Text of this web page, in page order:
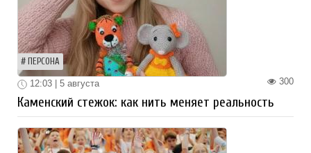
ПЕРСОНА
300
12:03 | 5 августа
Каменский стежок: как нить меняет реальность